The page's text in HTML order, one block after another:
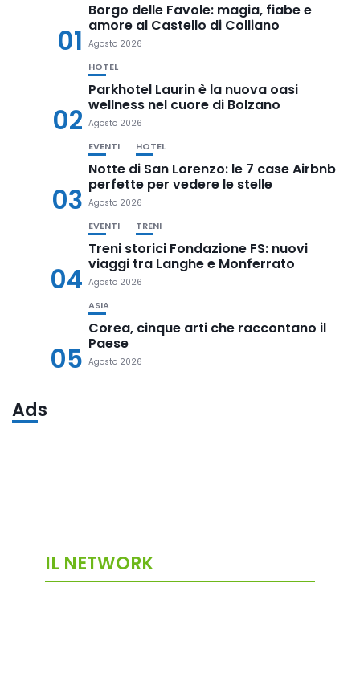
01
Borgo delle Favole: magia, fiabe e
amore al Castello di Colliano
Agosto 2026
02
HOTEL
Parkhotel Laurin è la nuova oasi
wellness nel cuore di Bolzano
Agosto 2026
03
EVENTI HOTEL
Notte di San Lorenzo: le 7 case Airbnb
perfette per vedere le stelle
Agosto 2026
04
EVENTI TRENI
Treni storici Fondazione FS: nuovi
viaggi tra Langhe e Monferrato
Agosto 2026
05
ASIA
Corea, cinque arti che raccontano il
Paese
Agosto 2026
Ads
IL NETWORK